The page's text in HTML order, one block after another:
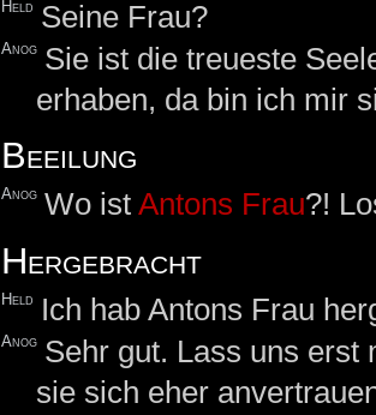
Held Seine Frau?
Anog Sie ist die treueste
erhaben, da bin ich mir
Beeilung
Anog Wo istAntons Frau?!
Hergebracht
Held Ich hab Antons Frau
Anog Sehr gut. Lass uns erst
sie sich eher